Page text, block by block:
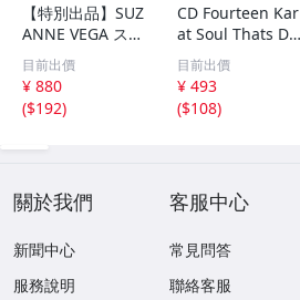
【特別出品】SUZ
ANNE VEGA スザ
ンヌ・ヴェガ 精
選集 100歌 音楽D
L(MP3CD)☆
目前出價
¥ 880
($192)
CD Fourteen Kar
at Soul Thats Do
o-Wapp Acappel
la PCCY00374 Ca
nyon Internatio
nal /00110
目前出價
¥ 493
($108)
關於我們
新聞中心
服務說明
客服中心
常見問答
聯絡客服